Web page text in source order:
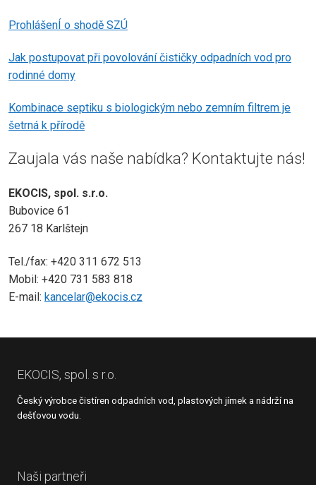
ProhlášenÍ o shodě SZÚ
Jak postupovat při povolování čističky odpadních vod pro
rodinné domy
Kombinace septiku s biologickým nebo zemním filtrem je
šetrná k přírodě
Zaujala vás naše nabídka? Kontaktujte nás!
EKOCIS, spol. s.r.o.
Bubovice 61
267 18 Karlštejn
Tel./fax: +420 311 672 513
Mobil: +420 731 583 818
E-mail: kancelar@ekocis.cz
EKOCIS, spol. s r.o.
Český výrobce čistíren odpadních vod, plastových jímek a nádrží na
dešťovou vodu.
Naši partneři